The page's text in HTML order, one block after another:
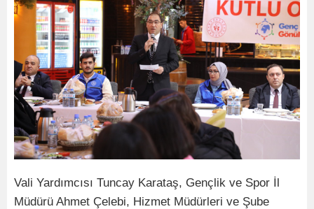
Vali Yardımcısı Tuncay Karataş, Gençlik ve Spor İl
Müdürü Ahmet Çelebi, Hizmet Müdürleri ve Şube